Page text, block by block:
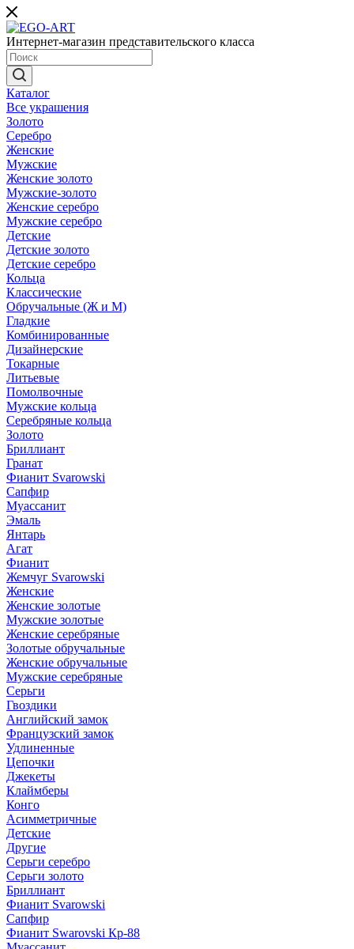
Интернет-магазин представительского класса
Каталог
Все украшения
Золото
Серебро
Женские
Мужские
Женские золото
Мужские-золото
Женские серебро
Мужские серебро
Детские
Детские золото
Детские серебро
Кольца
Классические
Обручальные (Ж и М)
Гладкие
Комбинированные
Дизайнерские
Токарные
Литьевые
Помолвочные
Мужские кольца
Серебряные кольца
Золото
Бриллиант
Гранат
Фианит Svarowski
Сапфир
Муассанит
Эмаль
Янтарь
Агат
Фианит
Жемчуг Svarowski
Женские
Женские золотые
Мужские золотые
Женские серебряные
Золотые обручальные
Женские обручальные
Мужские серебряные
Серьги
Гвоздики
Английский замок
Французский замок
Удлиненные
Цепочки
Джекеты
Клаймберы
Конго
Асимметричные
Детские
Другие
Серьги серебро
Серьги золото
Бриллиант
Фианит Svarowski
Сапфир
Фианит Swarovski Кр-88